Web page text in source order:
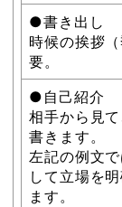
●書き出し
時候の挨拶
要。
●自己紹介
相手から見
書きます。
左記の例文
して立場を
ます。